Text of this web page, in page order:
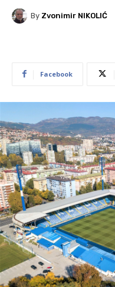
By Zvonimir NIKOLIĆ
Facebook